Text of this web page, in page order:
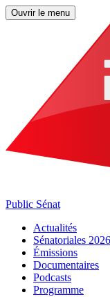
Ouvrir le menu
Public Sénat
Actualités
Sénatoriales 2026
Émissions
Documentaires
Podcasts
Programme